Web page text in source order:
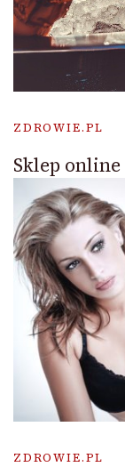
ZDROWIE.PL
Sklep
ZDROWIE.PL